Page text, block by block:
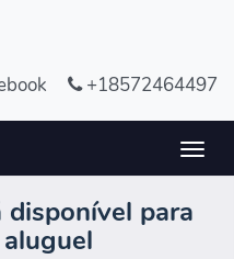
+18572464497
para